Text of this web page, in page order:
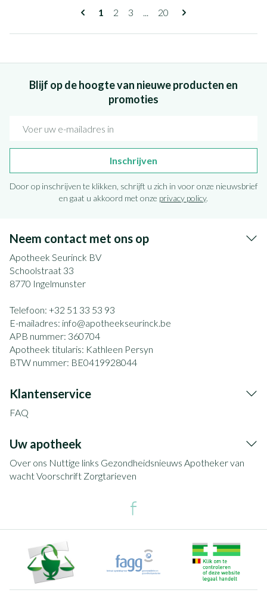
Pagina's
U lees momenteel pagina
1 Pagina
2 Pagina
3 ... Pagina
20
Blijf op de hoogte van nieuwe producten en
promoties
Inschrijven
Door op inschrijven te klikken, schrijft u zich in voor onze nieuwsbrief
en gaat u akkoord met onze privacy policy.
Neem contact met ons op
Apotheek Seurinck BV
Schoolstraat 33
8770 Ingelmunster
Telefoon: +32 51 33 53 93
E-mailadres: info@apotheekseurinck.be
APB nummer: 360704
Apotheek titularis: Kathleen Persyn
BTW nummer: BE0419928044
Klantenservice
FAQ
Uw apotheek
Over ons Nuttige links Gezondheidsnieuws Apotheker van
wachtVoorschrift Zorgtarieven